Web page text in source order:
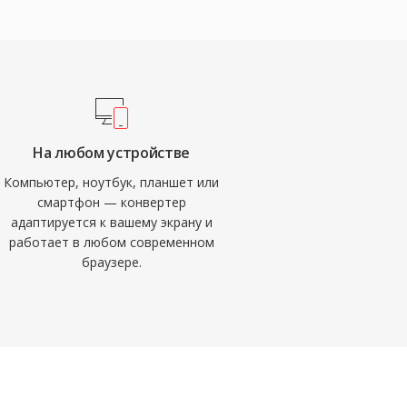
На любом устройстве
Компьютер, ноутбук, планшет или
смартфон — конвертер
адаптируется к вашему экрану и
работает в любом современном
браузере.